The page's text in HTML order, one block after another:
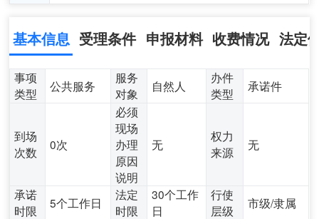
基本信息 受理条件 申报材料 收费情况 法定
事项
类型
公共服务
服务
对象
自然人
办件
类型
承诺件
到场
次数
0次
必须
现场
办理
原因
说明
无
权力
来源
无
承诺
时限
5个工作日
法定
时限
30个工作
日
行使
层级
市级/隶属